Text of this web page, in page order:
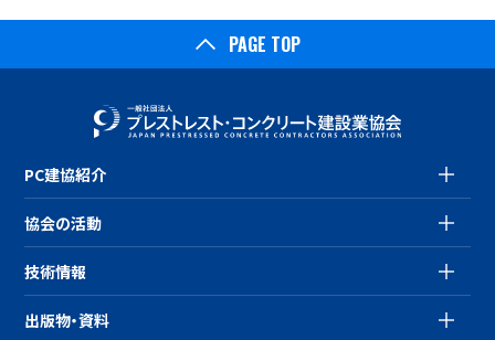
PAGE TOP
PC建協紹介
協会の活動
技術情報
出版物・資料